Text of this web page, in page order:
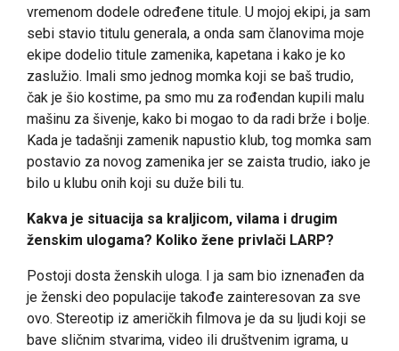
vremenom dodele određene titule. U mojoj ekipi, ja sam
sebi stavio titulu generala, a onda sam članovima moje
ekipe dodelio titule zamenika, kapetana i kako je ko
zaslužio. Imali smo jednog momka koji se baš trudio,
čak je šio kostime, pa smo mu za rođendan kupili malu
mašinu za šivenje, kako bi mogao to da radi brže i bolje.
Kada je tadašnji zamenik napustio klub, tog momka sam
postavio za novog zamenika jer se zaista trudio, iako je
bilo u klubu onih koji su duže bili tu.
Kakva je situacija sa kraljicom, vilama i drugim
ženskim ulogama? Koliko žene privlači LARP?
Postoji dosta ženskih uloga. I ja sam bio iznenađen da
je ženski deo populacije takođe zainteresovan za sve
ovo. Stereotip iz američkih filmova je da su ljudi koji se
bave sličnim stvarima, video ili društvenim igrama, u